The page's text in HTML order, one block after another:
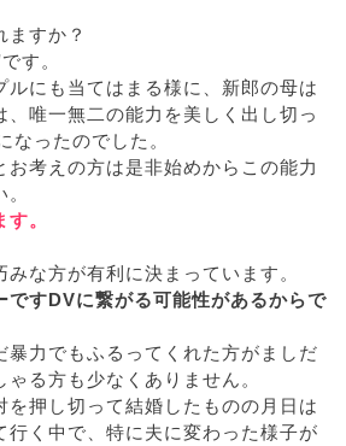
ますか？
です。
ルにも当てはまる様に、新郎の母は
、唯一無二の能力を美しく出し切っ
なったのでした。
お考えの方は是非始めからこの能力
。
な方が有利に決まっています。
ですDVに繋がる可能性があるからで
暴力でもふるってくれた方がましだ
る方も少なくありません。
を押し切って結婚したものの月日は
行く中で、特に夫に変わった様子が